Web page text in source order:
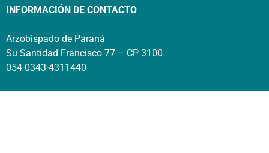
INFORMACIÓN DE CONTACTO
Arzobispado de Paraná
Su Santidad Francisco 77 – CP 3100
054-0343-4311440